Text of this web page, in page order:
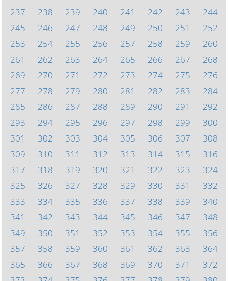
237
238 239 240 241 242 243
244
245
246 247 248 249 250 251
252
253
254 255 256 257 258 259
260
261
262 263 264 265 266 267
268
269
270 271 272 273 274 275
276
277
278 279 280 281 282 283
284
285
286 287 288 289 290 291
292
293
294 295 296 297 298 299
300
301
302 303 304 305 306 307
308
309
310 311 312 313 314 315
316
317
318 319 320 321 322 323
324
325
326 327 328 329 330 331
332
333
334 335 336 337 338 339
340
341
342 343 344 345 346 347
348
349
350 351 352 353 354 355
356
357
358 359 360 361 362 363
364
365
366 367 368 369 370 371
372